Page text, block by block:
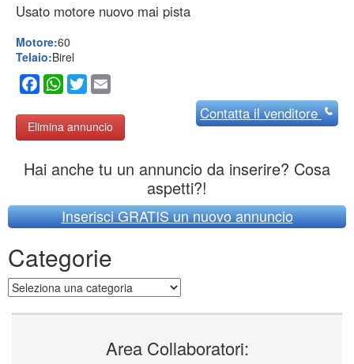
Usato motore nuovo mai pista
Motore:60
Telaio:Birel
Facebook
WhatsApp
Twitter
Elimina annuncio
Contattail venditore
Hai anche tu un annuncio da inserire? Cosa
aspetti?!
Inserisci GRATIS un nuovo annuncio
Categorie
Categorie
Area Collaboratori: